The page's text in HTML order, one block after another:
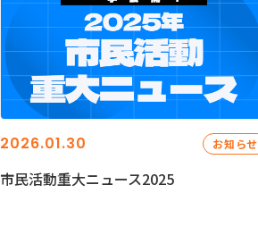
2026.01.30 お知らせ
市民活動重大ニュース2025